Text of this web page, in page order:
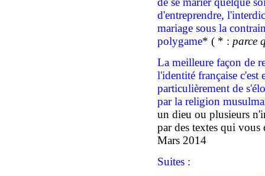
d'entreprendre,
mariage sous la
polygame* ( * : parce
La meilleure façon de
l'identité française c'est
particulièrement de
par la religion
un dieu ou plusieurs
par des textes qui
Mars 2014
Suites :